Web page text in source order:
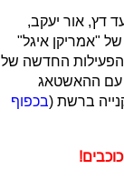
דץ, אור יעקב,
של "אמריקן איגל"
הפעילות החדשה של
עם ההאשטאג
בכפוף